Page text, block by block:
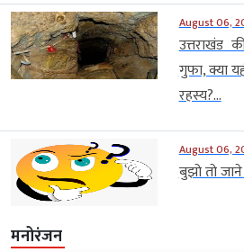
August 06,
उत्तराखंड
गुफा, क्या
रहस्य?...
August 06,
बुझो तो
मनोरंजन